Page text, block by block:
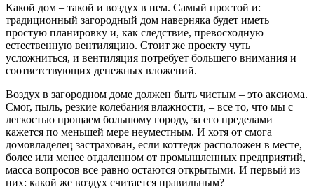
Какой дом – такой и воздух в нем. Самый простой и:
традиционный загородный дом наверняка будет иметь
простую планировку и, как следствие, превосходную
естественную вентиляцию. Стоит же проекту чуть
усложниться, и вентиляция потребует большего внимания и
соответствующих денежных вложений.
Воздух в загородном доме должен быть чистым – это аксиома.
Смог, пыль, резкие колебания влажности, – все то, что мы с
легкостью прощаем большому городу, за его пределами
кажется по меньшей мере неуместным. И хотя от смога
домовладелец застрахован, если коттедж расположен в месте,
более или менее отдаленном от промышленных предприятий,
масса вопросов все равно остаются открытыми. И первый из
них: какой же воздух считается правильным?